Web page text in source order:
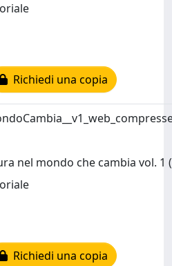
Richiedi una copia
nel mondo che cambia vol. 1
Richiedi una copia